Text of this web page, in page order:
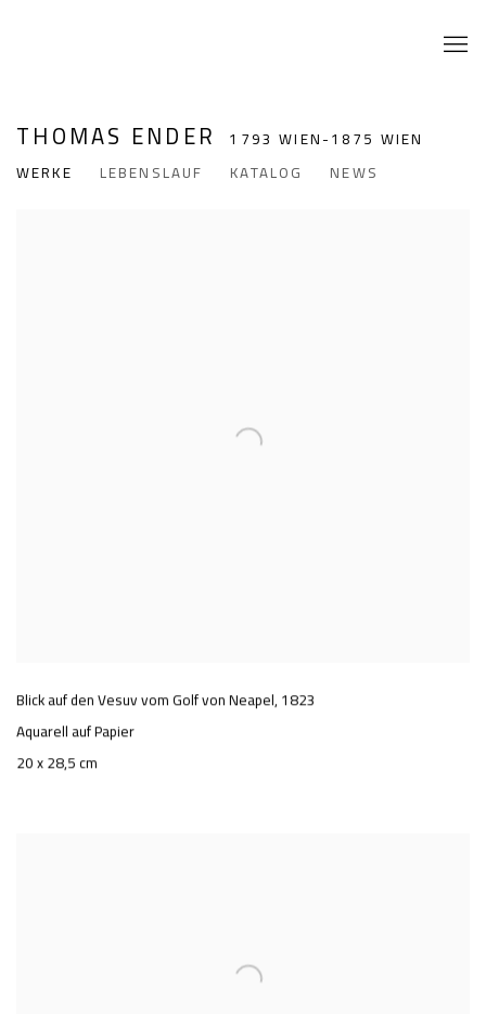
THOMAS ENDER
1793 WIEN-1875 WIEN
WERKE
LEBENSLAUF KATALOG NEWS
Blick auf den Vesuv vom Golf von Neapel,1823
Aquarell auf Papier
20 x 28,5 cm